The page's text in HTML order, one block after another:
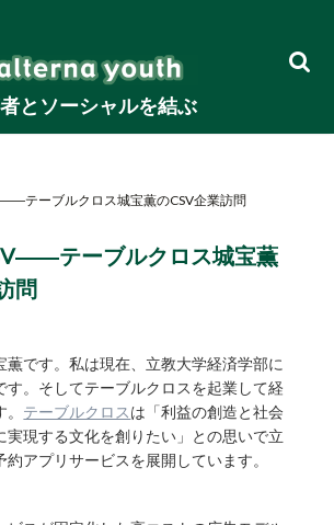
とソーシャルを結ぶ
テーブルクロス城宝薫のCSV企業訪問
テーブルクロス城宝薫
問
薫です。私は現在、立教大学経済学部に
す。そしてテーブルクロスを起業して経
テーブルクロスは「利益の創造と社会
実現する文化を創りたい」との思いで立
アプリサービスを展開しています。